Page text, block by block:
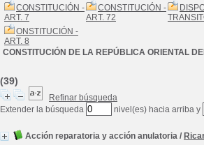
CONSTITUCIÓN -
ART. 7
CONSTITUCIÓN -
ART. 72
ONSTITUCIÓN -
ART. 8
CONSTITUCIÓN DE LA REPÚBLICA ORIENTAL
(39)
Refinar búsqueda
Extender la búsqueda
nivel(es) hacia arriba y
Acción reparatoria y acción anulatoria /